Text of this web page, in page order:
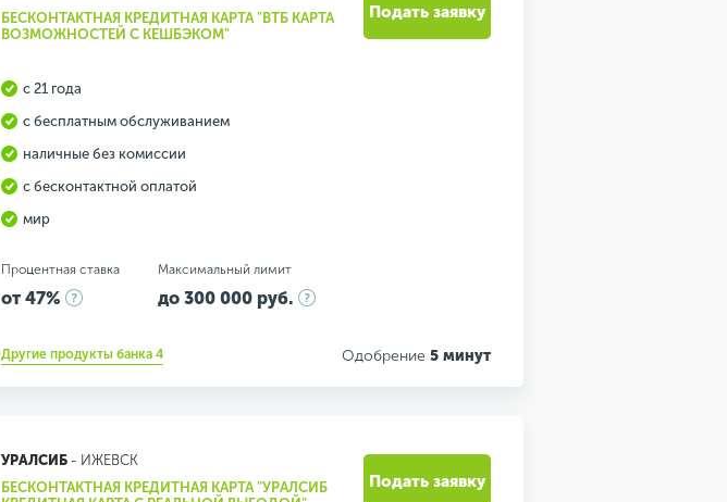
БЕСКОНТАКТНАЯ КРЕДИТНАЯ КАРТА "ВТБ КАРТА
ВОЗМОЖНОСТЕЙ С КЕШБЭКОМ"
с 21 года
с бесплатным обслуживанием
наличные без комиссии
с бесконтактной оплатой
мир
Процентная ставка
от 47%
Максимальный лимит
до 300 000 руб.
Другие продукты банка 4 Одобрение 5 минут
Подать заявку
УРАЛСИБ- ИЖЕВСК
БЕСКОНТАКТНАЯ КРЕДИТНАЯ КАРТА "УРАЛСИБ
Подать заявку